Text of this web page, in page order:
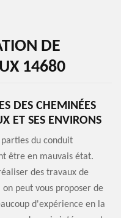
DE
14680
DES CHEMINÉES
ET SES ENVIRONS
parties du conduit
être en mauvais état.
des travaux de
peut vous proposer de
d'expérience en la